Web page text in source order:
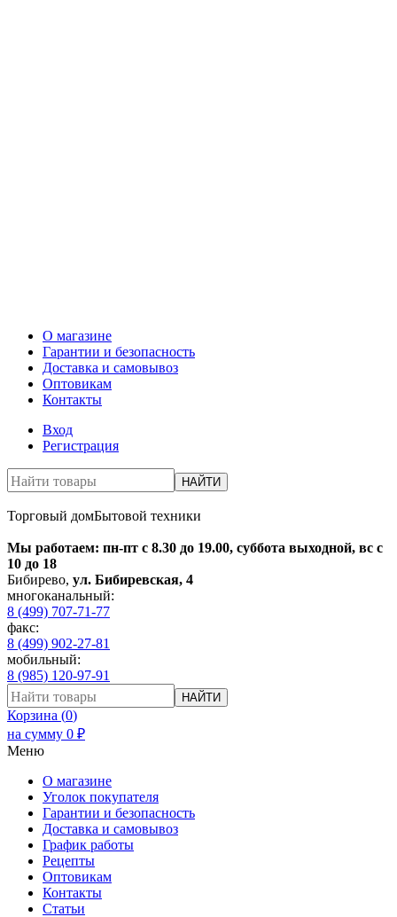
О магазине
Гарантии и безопасность
Доставка и самовывоз
Оптовикам
Контакты
Вход
Регистрация
НАЙТИ
Торговый домБытовой техники
Мы работаем: пн-пт с 8.30 до 19.00, суббота выходной, вс с
10 до 18
Бибирево, ул. Бибиревская, 4
многоканальный:
8 (499) 707-71-77
факс:
8 (499) 902-27-81
мобильный:
8 (985) 120-97-91
НАЙТИ
Корзина (0)
на сумму 0 ₽
Меню
О магазине
Уголок покупателя
Гарантии и безопасность
Доставка и самовывоз
График работы
Рецепты
Оптовикам
Контакты
Статьи